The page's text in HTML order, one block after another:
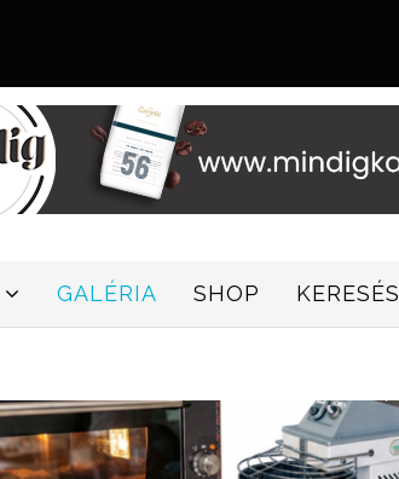
GALÉRIA SHOP KERESÉS